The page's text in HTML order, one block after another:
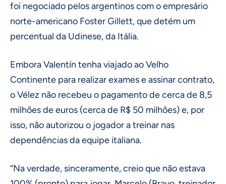
foi negociado pelos argentinos com o empresário
norte-americano Foster Gillett, que detém um
percentual da Udinese, da Itália.
Embora Valentín tenha viajado ao Velho
Continente para realizar exames e assinar contrato,
o Vélez não recebeu o pagamento de cerca de 8,5
milhões de euros (cerca de R$ 50 milhões) e, por
isso, não autorizou o jogador a treinar nas
dependências da equipe italiana.
“Na verdade, sinceramente, creio que não estava